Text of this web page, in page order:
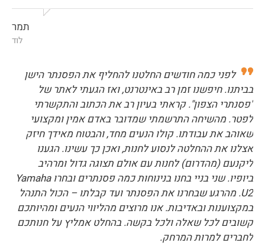
תמר
לוד
לפני כמה חודשים החלטנו להחליף את הפסנתר הישן
בביתנו. חיפשנו זמן רב באינטרנט, ואז הגעתי לאתר של
"פסנתרי הצפון". קראתי בעיון רב את הכתוב והתקשרתי
לפטר. מהשיחה התרשמתי שמדובר באדם אמין ומקצועי
שאוהב את עבודתו. קולו הנעים מחד, והבטוח מאידך חיזק
אצלנו את ההחלטה לנסוע לחנות, ואכן כך עשינו. הגענו
ליקנעם (מהדרום) לחנות עם אולם תצוגה גדול ומרהיב
ביופיו. שני בניי בחנו בנינוחות כמה פסנתרים ובחרו Yamaha
U2. מהרגע שבחרנו את הפסנתר ועד קבלתו – הכול התנהל
במקצוענות ובאדיבות. אנו מרוצים מהליווי הנעים ומהיותכם
קשובים לכל שאלה ולכל בקשה. בהחלט אמליץ על חנותכם
לחברים למרות המרחק.